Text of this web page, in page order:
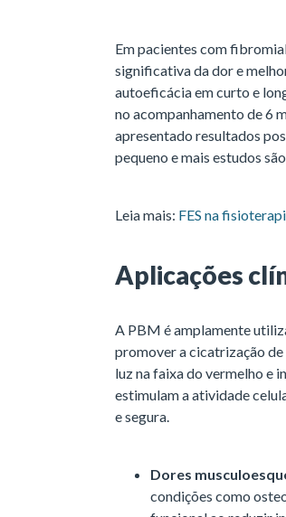
Em pacientes com
significativa da dor e
autoeficácia em curto e
no acompanhamento de 6
apresentado resultados
pequeno e mais estudos
Leia mais: FES na
Aplicações
A PBM é amplamente
promover a cicatrização
luz na faixa do vermelho e
estimulam a atividade
e segura.
Dores
condições como